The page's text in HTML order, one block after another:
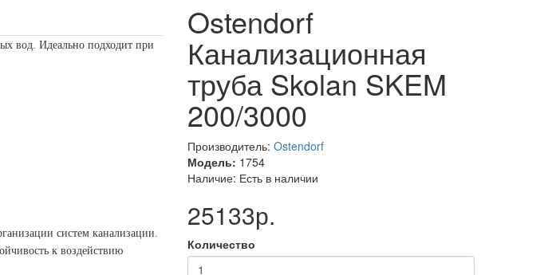
вод. Идеально подходит при
систем канализации.
к воздействию
Ostendorf
Канализационная
труба Skolan SKEM
200/3000
Производитель: Ostendorf
Модель: 1754
Наличие: Есть в наличии
25133р.
Количество